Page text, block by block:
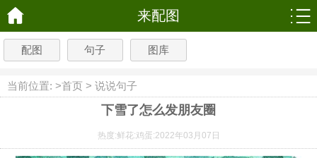
来配图
配图 句子 图库
当前位置: >首页 > 说说句子
下雪了怎么发朋友圈
热度:鲜花:鸡蛋:2022年03月07日